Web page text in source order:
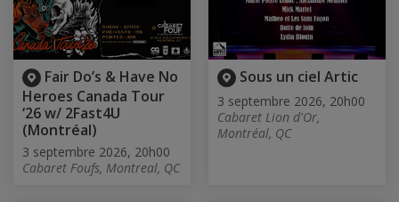
Fair Do’s & Have No
Heroes Canada Tour
‘26 w/ 2Fast4U
(Montréal)
3 septembre 2026, 20h00
Cabaret Foufs, Montreal, QC
Sous un ciel Artic
3 septembre 2026, 20h00
Cabaret Lion d'Or,
Montréal, QC